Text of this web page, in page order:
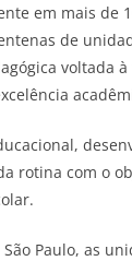
em mais de
de
voltada
rotina com o
São Paulo, as